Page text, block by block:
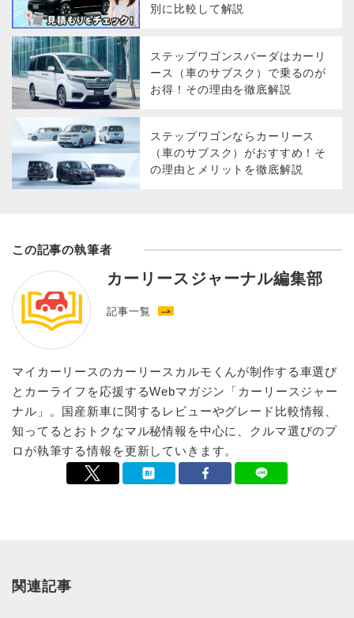
別に比較して解説
ステップワゴンスパーダはカーリ
ース（車のサブスク）で乗るのが
お得！その理由を徹底解説
ステップワゴンならカーリース
（車のサブスク）がおすすめ！そ
の理由とメリットを徹底解説
この記事の執筆者
カーリースジャーナル編集部
記事一覧
マイカーリースのカーリースカルモくんが制作する車選び
とカーライフを応援するWebマガジン「カーリースジャー
ナル」。国産新車に関するレビューやグレード比較情報、
知ってるとおトクなマル秘情報を中心に、クルマ選びのプ
ロが執筆する情報を更新していきます。
関連記事